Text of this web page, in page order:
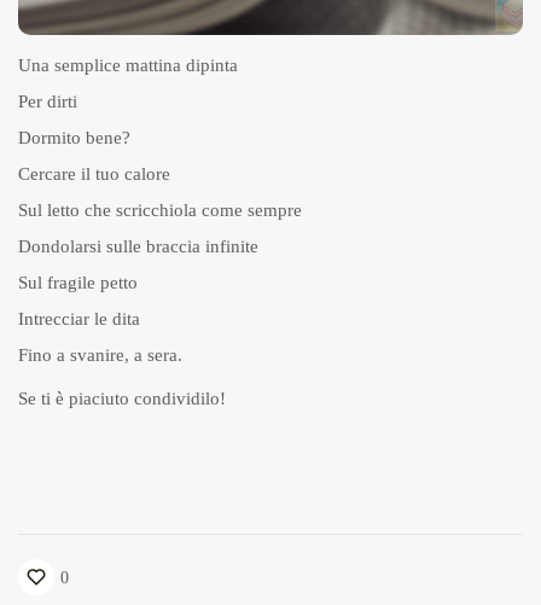
Una semplice mattina dipinta
Per dirti
Dormito bene?
Cercare il tuo calore
Sul letto che scricchiola come sempre
Dondolarsi sulle braccia infinite
Sul fragile petto
Intrecciar le dita
Fino a svanire, a sera.
Se ti è piaciuto condividilo!
0